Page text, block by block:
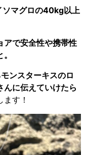
マグロの40kg以上
で安全性や携帯性
ンスターキスのロ
んに伝えていけたら
す！